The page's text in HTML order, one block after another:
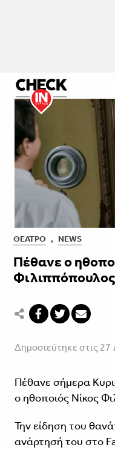
ΘΈΑΤΡΟ , NEWS
Πέθανε ο
Φιλιππόπουλος
Δημοσιεύτηκε στις
Πέθανε σήμερα
ο ηθοποιός Νίκος
Την είδηση του
ανάρτησή του στο